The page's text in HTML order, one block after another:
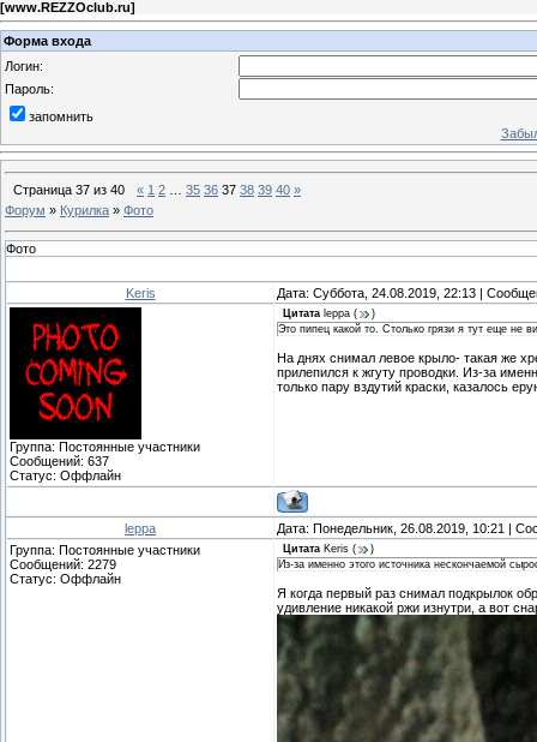
[www.REZZOclub.ru]
Форма входа
Логин:
Пароль:
запомнить
Страница 37 из 40 « 1 2 35 36 37 38 39 40 »
Форум » Курилка » Фото
Фото
Keris Дата: Суббота, 24.08.2019, 22:13 |
Группа: Постоянные участники
Сообщений: 637
Статус: Оффлайн
Цитата leppa (
)
Это пипец какой то. Столько грязи я тут еще не
На днях снимал левое крыло- такая же
прилепился к жгуту проводки. Из-за
только пару вздутий краски, казалось
leppa
Дата: Понедельник, 26.08.2019, 10:21 |
Группа: Постоянные участники
Сообщений: 2279
Статус: Оффлайн
Цитата Keris (
)
Из-за именно этого источника нескончаемой
Я когда первый раз снимал подкрылок
удивление никакой ржи изнутри, а вот